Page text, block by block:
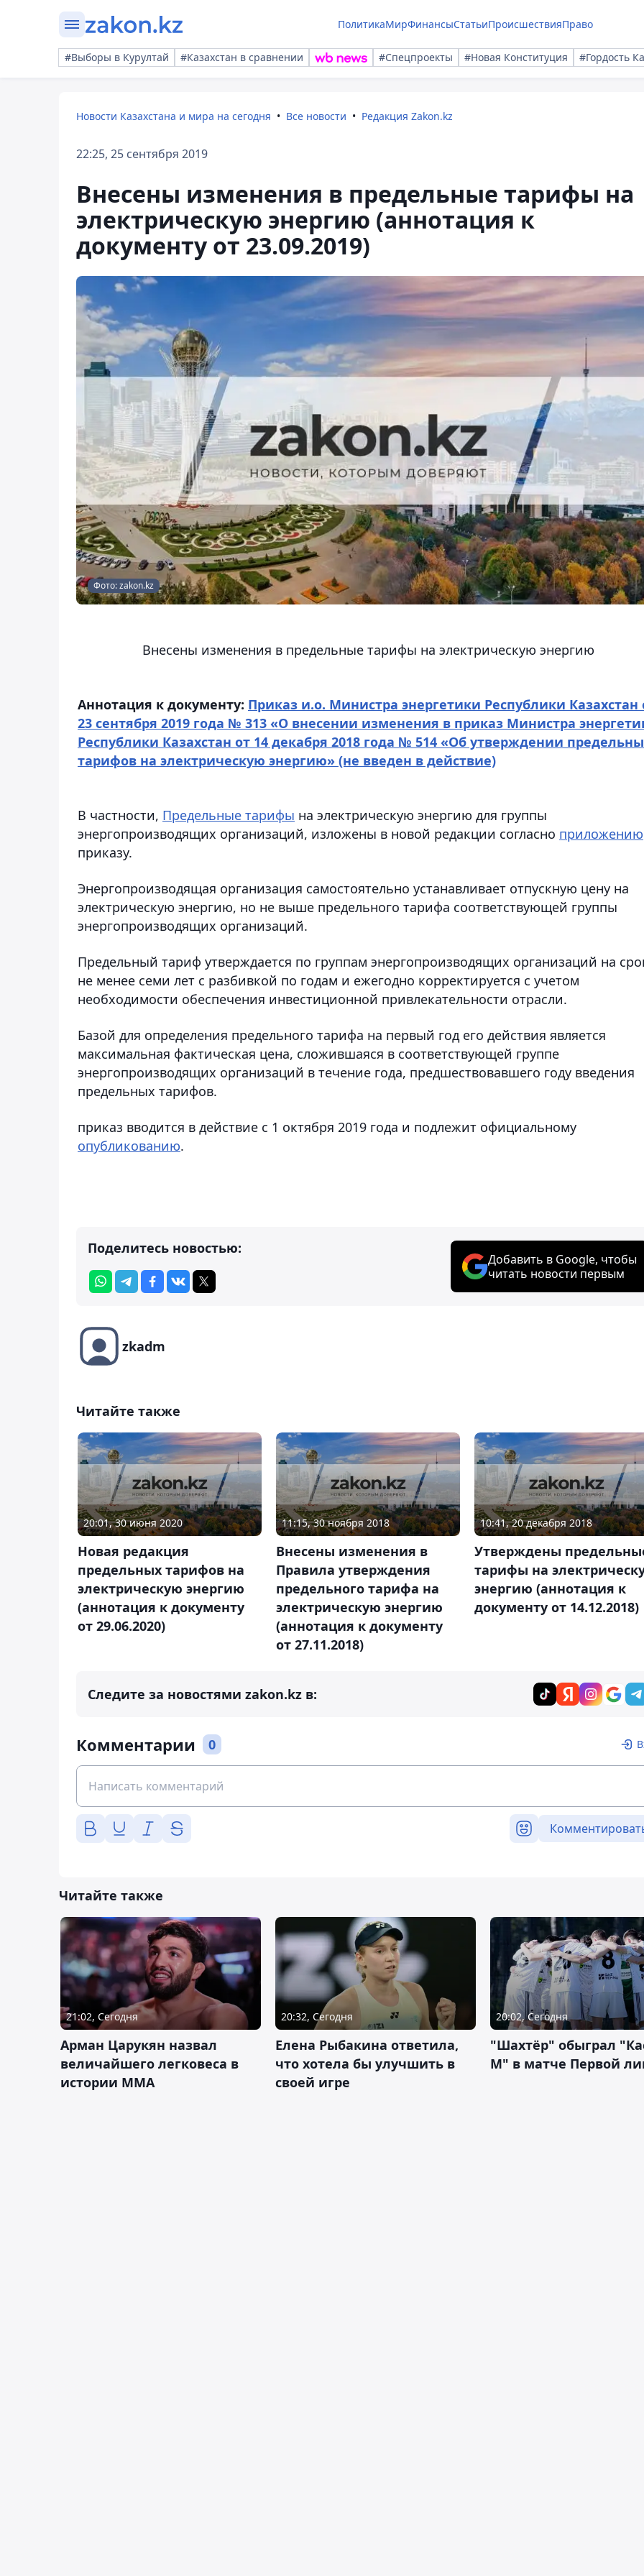
ПолитикаМирФинансыСтатьиПроисшествияПраво
#Выборы в Курултай #Казахстан в сравнении #Спецпроекты #Новая Конституция #Гордость
Новости Казахстана и мира на сегодня Все новости Редакция Zakon.kz
22:25, 25 сентября 2019
Внесены изменения в предельные тарифы на
электрическую энергию (аннотация к
документу от 23.09.2019)
Фото: zakon.kz
Внесены изменения в предельные тарифы на электрическую энергию
Аннотация к документу: Приказ и.о. Министра энергетики Республики Казахстан
23 сентября 2019 года № 313 «О внесении изменения в приказ Министра
Республики Казахстан от 14 декабря 2018 года № 514 «Об утверждении
тарифов на электрическую энергию» (не введен в действие)
В частности, Предельные тарифы на электрическую энергию для группы
энергопроизводящих организаций, изложены в новой редакции согласно приложению
приказу.
Энергопроизводящая организация самостоятельно устанавливает отпускную цену на
электрическую энергию, но не выше предельного тарифа соответствующей группы
энергопроизводящих организаций.
Предельный тариф утверждается по группам энергопроизводящих организаций на
не менее семи лет с разбивкой по годам и ежегодно корректируется с учетом
необходимости обеспечения инвестиционной привлекательности отрасли.
Базой для определения предельного тарифа на первый год его действия является
максимальная фактическая цена, сложившаяся в соответствующей группе
энергопроизводящих организаций в течение года, предшествовавшего году введения
предельных тарифов.
приказ вводится в действие с 1 октября 2019 года и подлежит официальному
опубликованию.
Поделитесь новостью:
Добавить в Google, чтобы
читать новости первым
zkadm
Читайте также
20:01, 30 июня 2020
Новая редакция
предельных тарифов на
электрическую энергию
(аннотация к документу
от 29.06.2020)
11:15, 30 ноября 2018
Внесены изменения в
Правила утверждения
предельного тарифа на
электрическую энергию
(аннотация к документу
от 27.11.2018)
10:41, 20 декабря 2018
Утверждены
тарифы на
энергию (аннотация к
документу от 14.12.2018)
Следите за новостями zakon.kz в:
Комментарии 0
Читайте также
21:02, Сегодня
Арман Царукян назвал
величайшего легковеса в
истории ММА
20:32, Сегодня
Елена Рыбакина ответила,
что хотела бы улучшить в
своей игре
20:02, Сегодня
"Шахтёр" обыграл
М" в матче Первой